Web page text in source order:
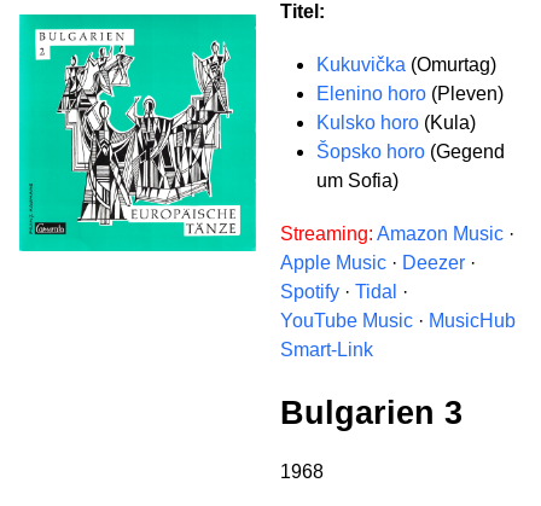
Titel:
Kukuvička (Omurtag)
Elenino horo (Pleven)
Kulsko horo (Kula)
Šopsko horo (Gegend
um Sofia)
Streaming: Amazon Music ·
Apple Music · Deezer ·
Spotify · Tidal ·
YouTube Music · MusicHub
Smart-Link
Bulgarien 3
1968